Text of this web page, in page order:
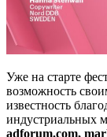
Уже на старте
возможность
известность
индустриальных
adforum.com,